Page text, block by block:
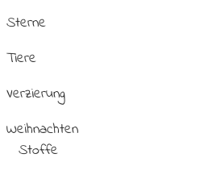
Sterne
Tiere
Verzierung
Weihnachten
Stoffe